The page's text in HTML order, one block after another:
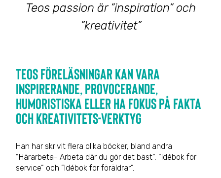
Teos passion är ”inspiration” och
”kreativitet”
Teos föreläsningar kan vara
inspirerande, provocerande,
humoristiska eller ha fokus på fakta
och kreativitets-verktyg
Han har skrivit flera olika böcker, bland andra
”Härarbeta- Arbeta där du gör det bäst”, ”Idébok för
service” och ”Idébok för föräldrar”.